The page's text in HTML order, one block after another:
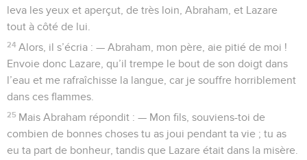
leva les yeux et aperçut, de très loin, Abraham, et Lazare
tout à côté de lui.
24 Alors, il s’écria : — Abraham, mon père, aie pitié de moi !
Envoie donc Lazare, qu’il trempe le bout de son doigt dans
l’eau et me rafraîchisse la langue, car je souffre horriblement
dans ces flammes.
25 Mais Abraham répondit : — Mon fils, souviens-toi de
combien de bonnes choses tu as joui pendant ta vie ; tu as
eu ta part de bonheur, tandis que Lazare était dans la misère.